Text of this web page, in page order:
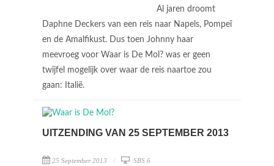
Al jaren droomt
Daphne Deckers van een reis naar Napels, Pompeï
en de Amalfikust. Dus toen Johnny haar
meevroeg voor Waar is De Mol? was er geen
twijfel mogelijk over waar de reis naartoe zou
gaan: Italië.
UITZENDING VAN 25 SEPTEMBER 2013
25 September 2013 SBS 6